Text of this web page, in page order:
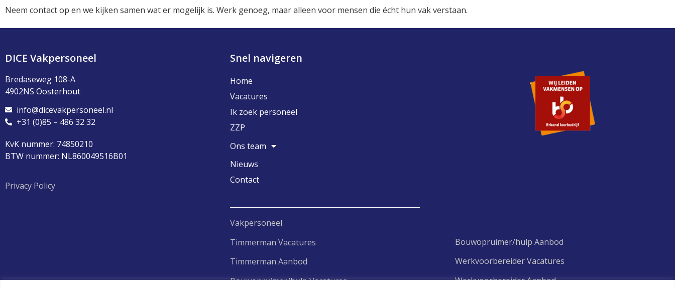
Neem contact op en we kijken samen wat er mogelijk is. Werk genoeg, maar alleen voor mensen die écht hun vak verstaan.
DICE Vakpersoneel
Bredaseweg 108-A
4902NS Oosterhout
info@dicevakpersoneel.nl
+31 (0)85 – 486 32 32
KvK nummer: 74850210
BTW nummer: NL860049516B01
Privacy Policy
Snel navigeren
Home
Vacatures
Ik zoek personeel
ZZP
Ons team
Nieuws
Contact
Vakpersoneel
Timmerman Vacatures
Timmerman Aanbod
Bouwopruimer/hulp Vacatures
Bouwopruimer/hulp Aanbod
Werkvoorbereider Vacatures
Werkvoorbereider Aanbod